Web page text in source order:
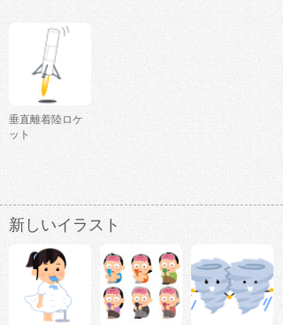
垂直離着陸ロケ
ット
新しいイラスト